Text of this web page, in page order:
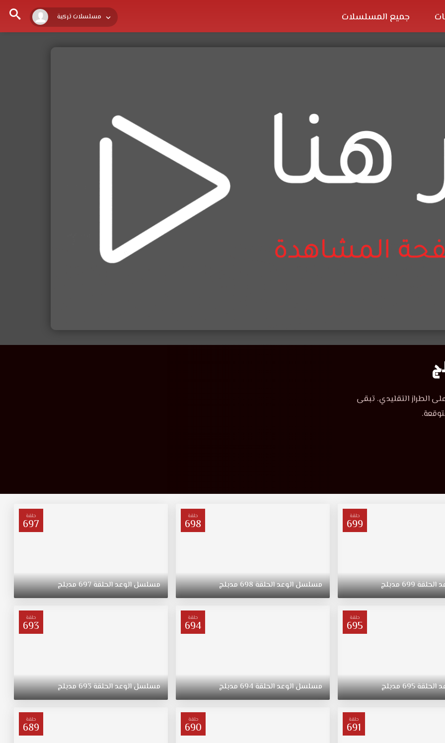
مسلسلات تركية جميع المسلسلات
الطراز التقليدي. تبقى
حلقة
699
الحلقة699مدبلج
حلقة
698
مسلسلالوعدالحلقة698مدبلج
حلقة
697
مسلسلالوعدالحلقة697مدبلج
حلقة
695
الحلقة695مدبلج
حلقة
694
مسلسلالوعدالحلقة694مدبلج
حلقة
693
مسلسلالوعدالحلقة693مدبلج
حلقة
691
حلقة
690
حلقة
689